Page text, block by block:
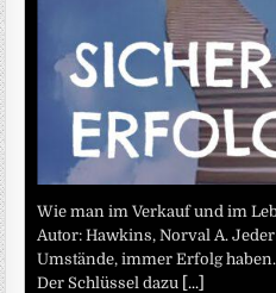
Wie man im Verkauf und im
Autor: Hawkins, Norval A.
Umstände, immer Erfolg
Der Schlüssel dazu
[...]